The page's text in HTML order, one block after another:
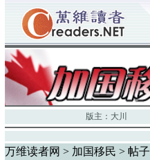
版主： 大川
万维读者网 > 加国移民 > 帖子